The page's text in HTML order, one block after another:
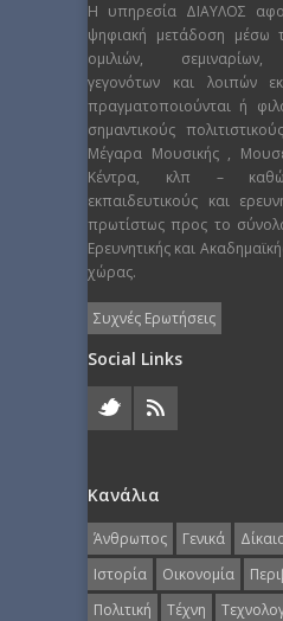
Η υπηρεσία ΔΙΑΥΛΟΣ
ψηφιακή μετάδοση μέσω
ομιλιών, σεμιναρίων,
γεγονότων και λοιπών
πραγματοποιούνται ή
σημαντικούς
Μέγαρα Μουσικής ,
Κέντρα, κλπ –
εκπαιδευτικούς και
πρωτίστως προς το
Ερευνητικής και
χώρας.
Συχνές Ερωτήσεις
Social Links
Κανάλια
Άνθρωπος Γενικά
Ιστορία
Οικονομία
Πολιτική
Τέχνη